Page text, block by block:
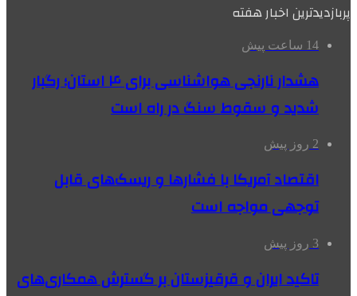
پربازدیدترین اخبار هفته
14 ساعت پیش
هشدار نارنجی هواشناسی برای ۴ استان؛ رگبار
شدید و سقوط سنگ در راه است
2 روز پیش
اقتصاد آمریکا با فشارها و ریسک‌های قابل
توجهی مواجه است
3 روز پیش
تاکید ایران و قرقیزستان بر گسترش همکاری‌های